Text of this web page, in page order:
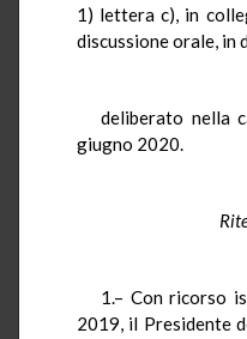
1) lettera c), in
discussione orale, in
deliberato nella
giugno 2020.
1.– Con ricorso
2019, il Presidente